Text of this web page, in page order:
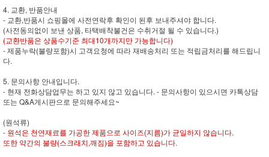
4. 교환, 반품안내
- 교환,반품시 쇼핑몰에 사전연락후 확인이 된후 보내주셔야 합니다.
(사전동의없이 보낸 상품, 타택배착불건은 수취거절 될 수 있습니다.)
(교환반품은 상품수기준 최대10개까지만 가능합니다)
- 제품누락(불량포함)시 고객요청에 따라 재배송처리 또는 적립금처리를 해드립니
다.
5. 문의사항 안내입니다.
- 현재 전화상담업무는 하고 있지 않고 있습니다. - 문의사항이 있으시면 카톡상담
또는 Q&A게시판으로 문의해주세요~
(원석류)
- 원석은 천연재료를 가공한 제품으로 사이즈(지름)가 균일하지 않습니다.
또한 약간의 불량(스크래치,깨짐)을 포함하고 있습니다.